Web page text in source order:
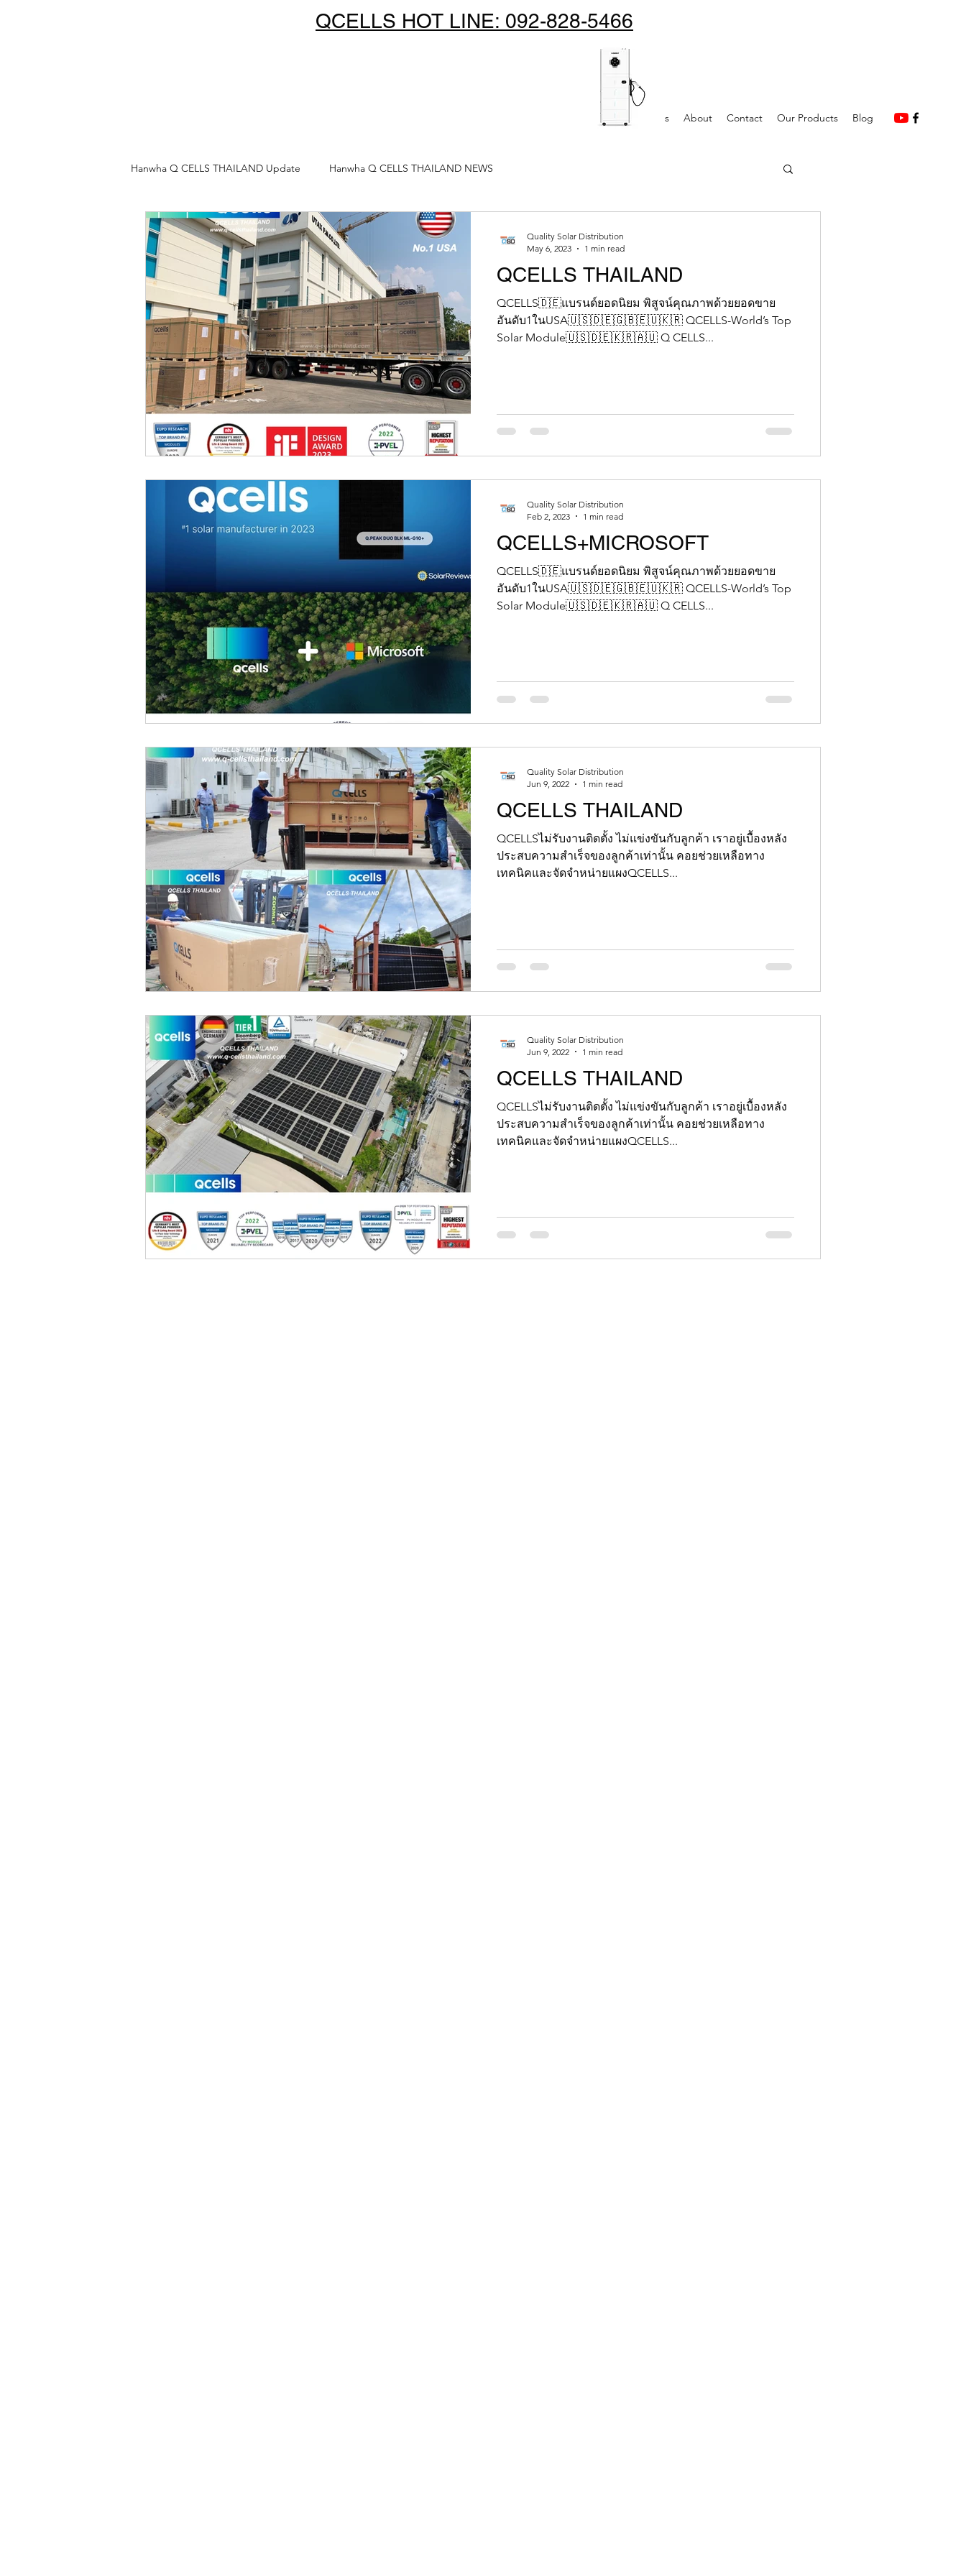
Home Our Brands About Contact Our Products Blog
QCELLS HOT LINE: 092-828-5466
Hanwha Q CELLS THAILAND Update Hanwha Q CELLS THAILAND NEWS
QCELLS THAILAND
QCELLS🇩🇪แบรนด์ยอดนิยม พิสูจน์คุณภาพด้วยยอดขาย
อันดับ1ในUSA🇺🇸🇩🇪🇬🇧🇪🇺🇰🇷 QCELLS-World’s Top
Solar Module🇺🇸🇩🇪🇰🇷🇦🇺 Q CELLS...
Quality Solar Distribution
May 6, 2023
1 min read
QCELLS+MICROSOFT
QCELLS🇩🇪แบรนด์ยอดนิยม พิสูจน์คุณภาพด้วยยอดขาย
อันดับ1ในUSA🇺🇸🇩🇪🇬🇧🇪🇺🇰🇷 QCELLS-World’s Top
Solar Module🇺🇸🇩🇪🇰🇷🇦🇺 Q CELLS...
Quality Solar Distribution
Feb 2, 2023
1 min read
QCELLS THAILAND
QCELLSไม่รับงานติดตั้ง ไม่แข่งขันกับลูกค้า เราอยู่เบื้องหลัง
ประสบความสำเร็จของลูกค้าเท่านั้น คอยช่วยเหลือทาง
เทคนิคและจัดจำหน่ายแผงQCELLS...
Quality Solar Distribution
Jun 9, 2022
1 min read
QCELLS THAILAND
QCELLSไม่รับงานติดตั้ง ไม่แข่งขันกับลูกค้า เราอยู่เบื้องหลัง
ประสบความสำเร็จของลูกค้าเท่านั้น คอยช่วยเหลือทาง
เทคนิคและจัดจำหน่ายแผงQCELLS...
Quality Solar Distribution
Jun 9, 2022
1 min read